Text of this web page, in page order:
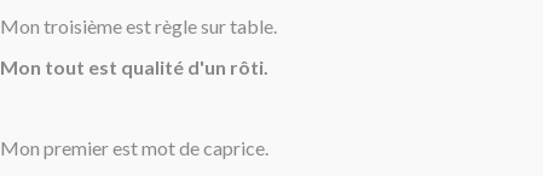
Mon troisième est règle sur table.
Mon tout est qualité d'un rôti.
Mon premier est mot de caprice.